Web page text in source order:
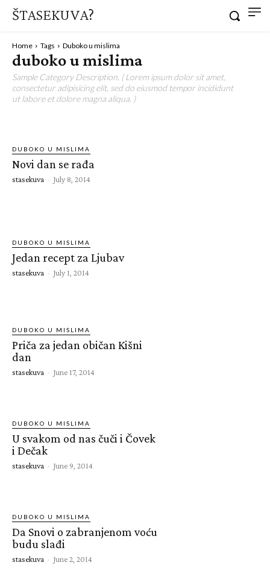
ŠTASEKUVA?
Home Tags Duboko u mislima
duboko u mislima
Sample Category Description. ( Lorem ipsum dolor sit amet,
consectetur adipisicing elit, sed do eiusmod tempor incididunt
ut labore et dolore magna aliqua. )
DUBOKO U MISLIMA
Novi dan se rađa
stasekuva - July 8, 2014
DUBOKO U MISLIMA
Jedan recept za Ljubav
stasekuva - July 1, 2014
DUBOKO U MISLIMA
Priča za jedan običan Kišni
dan
stasekuva - June 17, 2014
DUBOKO U MISLIMA
U svakom od nas čuči i Čovek
i Dečak
stasekuva - June 9, 2014
DUBOKO U MISLIMA
Da Snovi o zabranjenom voću
budu slađi
stasekuva - June 2, 2014